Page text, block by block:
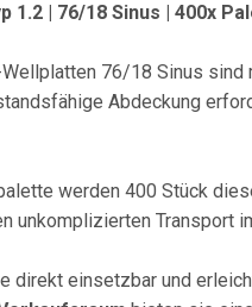
1.2 | 76/18 Sinus | 400x
76/18 Sinus
Abdeckung
werden 400 Stück
unkomplizierten Transport
direkt einsetzbar und